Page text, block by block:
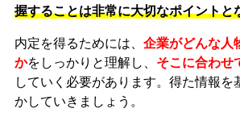
握することは非常に大切なポイントと
内定を得るためには、 企業がどんな人
かをしっかりと理解し、 そこに合わせ
していく必要があります。 得た情報を
かしていきましょう。